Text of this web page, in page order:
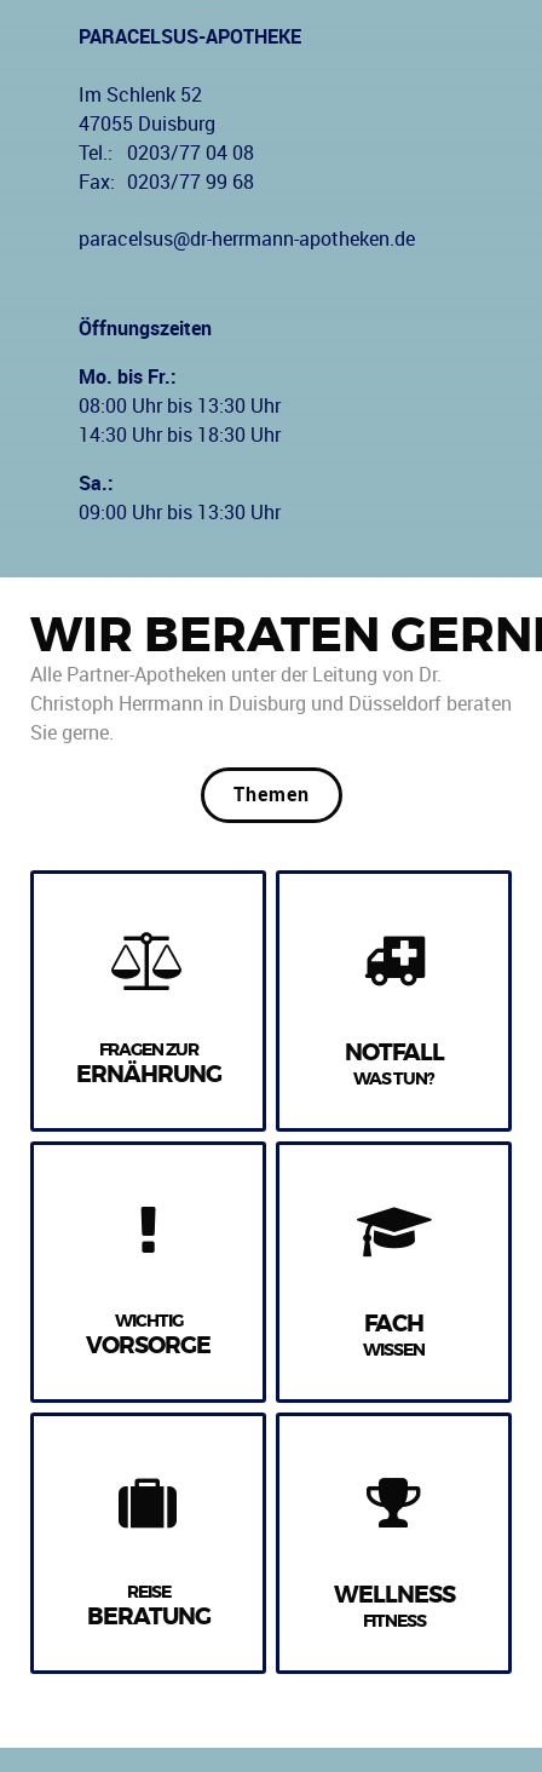
PARACELSUS-APOTHEKE
Im Schlenk 52
47055 Duisburg
Tel.:
0203/77 04 08
Fax:
0203/77 99 68
paracelsus@dr-herrmann-apotheken.de
Öffnungszeiten
Mo. bis Fr.:
08:00 Uhr bis 13:30 Uhr
14:30 Uhr bis 18:30 Uhr
Sa.:
09:00 Uhr bis 13:30 Uhr
WIR BERATEN
Alle Partner-Apotheken unter der Leitung von Dr.
Christoph Herrmann in Duisburg und Düsseldorf beraten
Sie gerne.
Themen
FRAGEN ZUR
ERNÄHRUNG
NOTFALL
WAS TUN?
WICHTIG
VORSORGE
FACH
WISSEN
REISE
BERATUNG
WELLNESS
FITNESS